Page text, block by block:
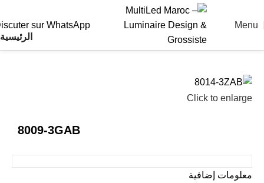
Menu
sur WhatsApp
الرئيسية
Click to enlarge
8009-3GAB
معلومات إضافية